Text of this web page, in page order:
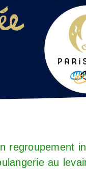
regroupement
au